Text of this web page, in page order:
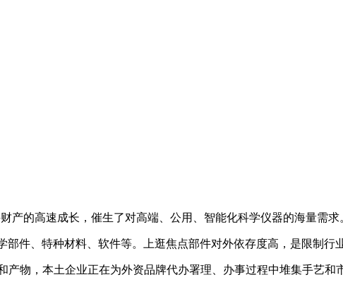
的高速成长，催生了对高端、公用、智能化科学仪器的海量需求
、特种材料、软件等。上逛焦点部件对外依存度高，是限制行
物，本土企业正在为外资品牌代办署理、办事过程中堆集手艺和